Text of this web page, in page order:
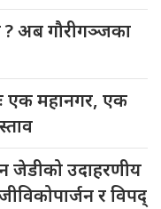
? अब गौरीगञ्जका
एक महानगर, एक
जेडीको उदाहरणीय
र विपद्